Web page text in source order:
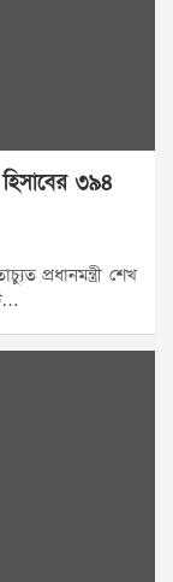
৩৯৪
প্রধানমন্ত্রী শেখ